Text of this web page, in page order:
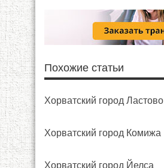
Похожие статьи
Хорватский город Ластово
Хорватский город Комижа
Хорватский город Йелса